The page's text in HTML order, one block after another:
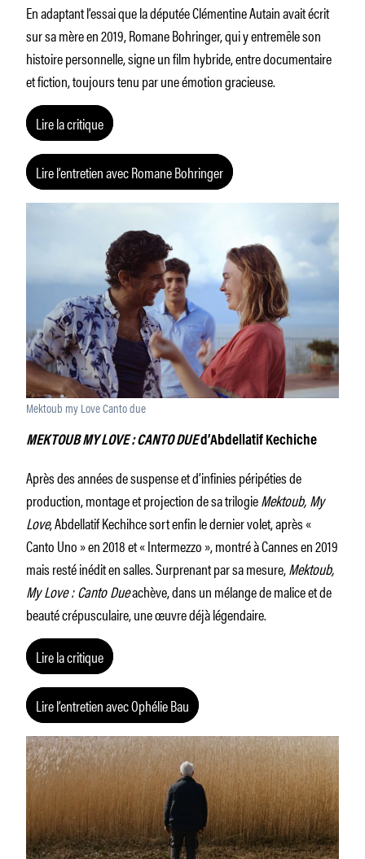
En adaptant l’essai que la députée Clémentine Autain avait écrit
sur sa mère en 2019, Romane Bohringer, qui y entremêle son
histoire personnelle, signe un film hybride, entre documentaire
et fiction, toujours tenu par une émotion gracieuse.
Lire la critique
Lire l’entretien avec Romane Bohringer
Mektoub my Love Canto due
MEKTOUB MY LOVE : CANTO DUEd’Abdellatif Kechiche
Après des années de suspense et d’infinies péripéties de
production, montage et projection de sa trilogieMektoub, My
Love, Abdellatif Kechihce sort enfin le dernier volet, après «
Canto Uno » en 2018 et « Intermezzo », montré à Cannes en 2019
mais resté inédit en salles. Surprenant par sa mesure,Mektoub,
My Love : Canto Dueachève, dans un mélange de malice et de
beauté crépusculaire, une œuvre déjà légendaire.
Lire la critique
Lire l’entretien avec Ophélie Bau